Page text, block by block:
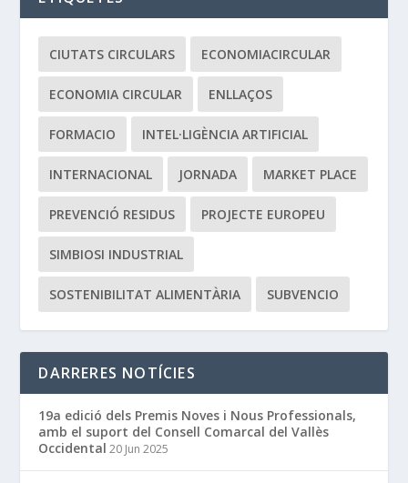
CIUTATS CIRCULARS ECONOMIACIRCULAR
ECONOMIA CIRCULAR ENLLAÇOS
FORMACIO INTEL·LIGÈNCIA ARTIFICIAL
INTERNACIONAL JORNADA MARKET PLACE
PREVENCIÓ RESIDUS PROJECTE EUROPEU
SIMBIOSI INDUSTRIAL
SOSTENIBILITAT ALIMENTÀRIA SUBVENCIO
DARRERES NOTÍCIES
19a edició dels Premis Noves i Nous Professionals,
amb el suport del Consell Comarcal del Vallès
Occidental 20 Jun 2025